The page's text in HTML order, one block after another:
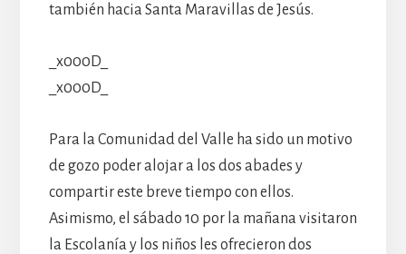
también hacia Santa Maravillas de Jesús.
_x000D_
_x000D_
Para la Comunidad del Valle ha sido un motivo
de gozo poder alojar a los dos abades y
compartir este breve tiempo con ellos.
Asimismo, el sábado 10 por la mañana visitaron
la Escolanía y los niños les ofrecieron dos